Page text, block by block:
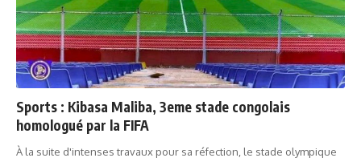
Sports : Kibasa Maliba, 3eme stade congolais
homologué par la FIFA
À la suite d'intenses travaux pour sa réfection, le stade olympique